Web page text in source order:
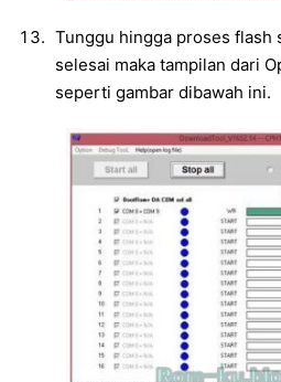
Tunggu hingga proses flash
selesai maka tampilan dari
seperti gambar dibawah ini.